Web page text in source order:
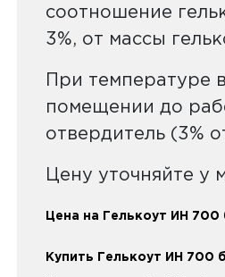
соотношение
3%, от массы
При температуре
помещении до
отвердитель (3%
Цену уточняйте у
Цена на Гелькоут ИН 700
Купить Гелькоут ИН 700